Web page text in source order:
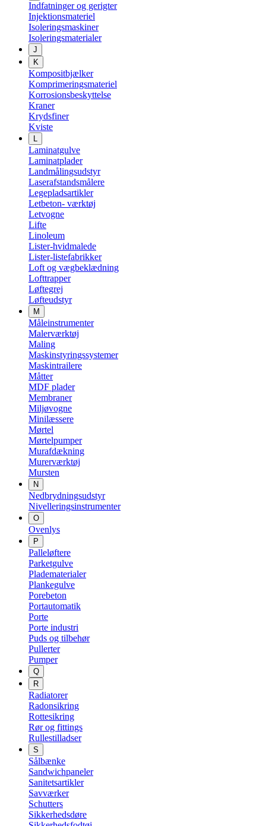
Indfatninger og gerigter
Injektionsmateriel
Isoleringsmaskiner
Isoleringsmaterialer
J
K
Kompositbjælker
Komprimeringsmateriel
Korrosionsbeskyttelse
Kraner
Krydsfiner
Kviste
L
Laminatgulve
Laminatplader
Landmålingsudstyr
Laserafstandsmålere
Legepladsartikler
Letbeton- værktøj
Letvogne
Lifte
Linoleum
Lister-hvidmalede
Lister-listefabrikker
Loft og vægbeklædning
Lofttrapper
Løftegrej
Løfteudstyr
M
Måleinstrumenter
Malerværktøj
Maling
Maskinstyringssystemer
Maskintrailere
Måtter
MDF plader
Membraner
Miljøvogne
Minilæssere
Mørtel
Mørtelpumper
Murafdækning
Murerværktøj
Mursten
N
Nedbrydningsudstyr
Nivelleringsinstrumenter
O
Ovenlys
P
Palleløftere
Parketgulve
Pladematerialer
Plankegulve
Porebeton
Portautomatik
Porte
Porte industri
Puds og tilbehør
Pullerter
Pumper
Q
R
Radiatorer
Radonsikring
Rottesikring
Rør og fittings
Rullestilladser
S
Sålbænke
Sandwichpaneler
Sanitetsartikler
Savværker
Schutters
Sikkerhedsdøre